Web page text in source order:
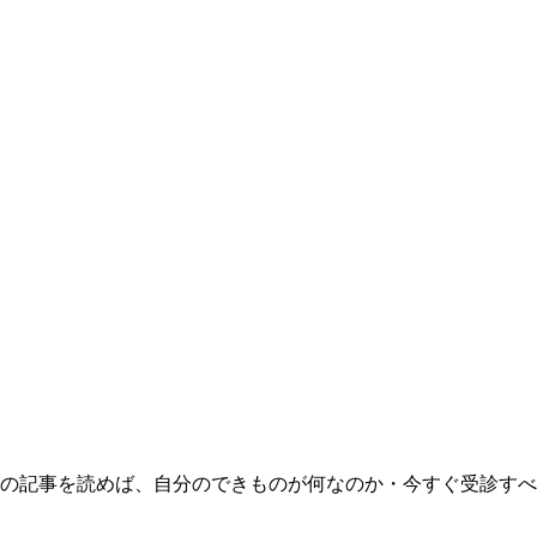
記事を読めば、自分のできものが何なのか・今すぐ受診すべ